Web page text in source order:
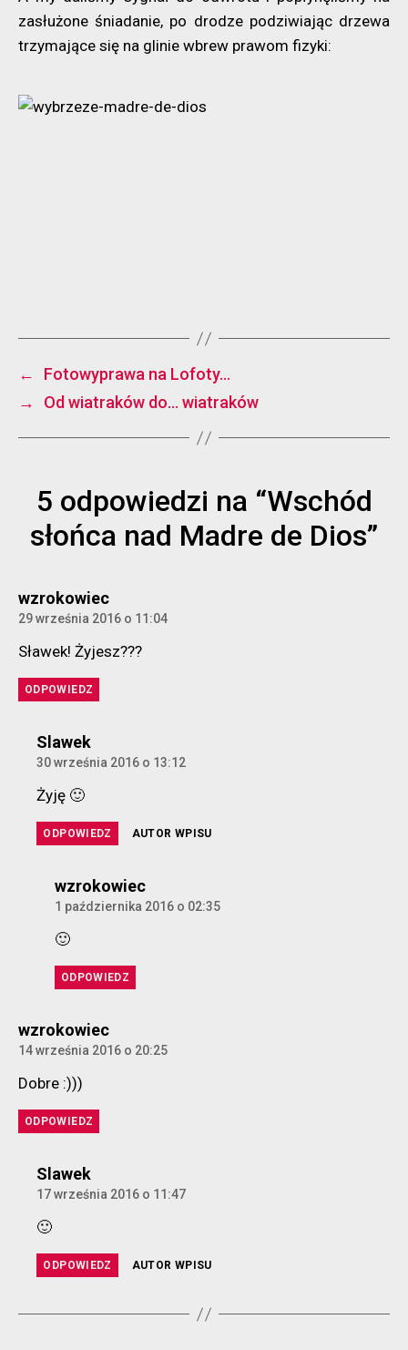
zasłużone śniadanie, po drodze podziwiając drzewa
trzymające się na glinie wbrew prawom fizyki:
←
Fotowyprawa na Lofoty…
→
Od wiatraków do… wiatraków
5 odpowiedzi na “Wschód
słońca nad Madre de Dios”
wzrokowieckomentarz:
29 września 2016 o 11:04
Sławek! Żyjesz???
ODPOWIEDZ
Slawekkomentarz:
30 września 2016 o 13:12
Żyję 🙂
ODPOWIEDZ AUTOR WPISU
wzrokowieckomentarz:
1 października 2016 o 02:35
🙂
ODPOWIEDZ
wzrokowieckomentarz:
14 września 2016 o 20:25
Dobre :)))
ODPOWIEDZ
Slawekkomentarz:
17 września 2016 o 11:47
🙂
ODPOWIEDZ AUTOR WPISU